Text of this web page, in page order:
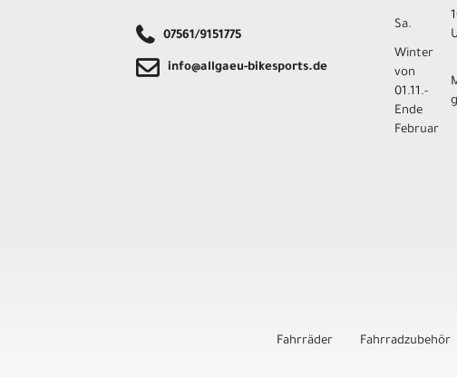
07561/9151775
info@allgaeu-bikesports.de
Sa.
Winter
von
01.11.-
Ende
Februar
Fahrräder Fahrradzubehör